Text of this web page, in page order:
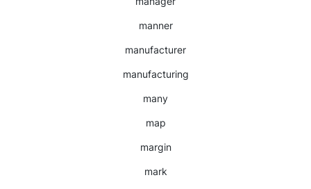
manner
manufacturer
manufacturing
many
map
margin
mark